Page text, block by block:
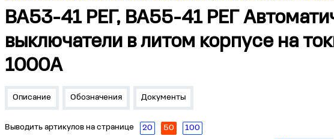
ВА53-41 РЕГ, ВА55-41 РЕГ
выключатели в литом корпусе на
1000А
Описание Обозначения Документы
Выводить артикулов на странице 20 50 100